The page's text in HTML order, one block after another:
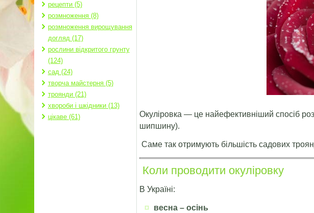
рецепти (5)
розмноження (8)
розмноження вирощування
догляд (17)
рослини відкритого грунту
(124)
сад (24)
творча майстерня (5)
троянди (21)
хвороби і шкідники (13)
цікаве (61)
Окуліровка — це найефективніший спосіб
шипшину).
Саме так отримують більшість садових
Коли проводити окуліровку
В Україні:
весна – осінь